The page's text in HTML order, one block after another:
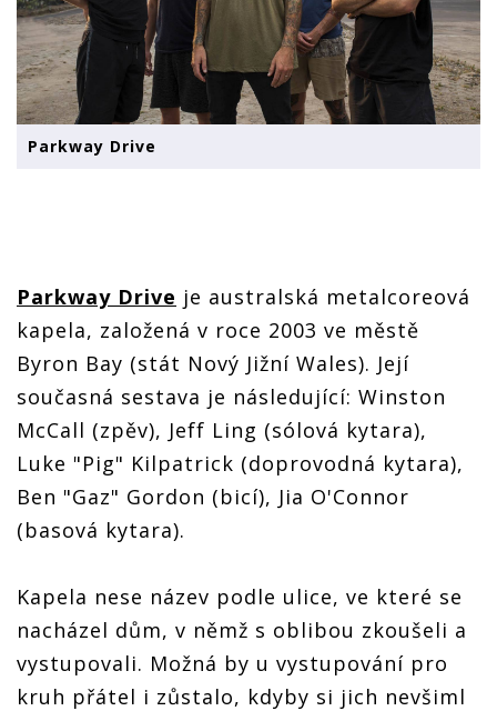
Parkway Drive
Parkway Drive je australská metalcoreová
kapela, založená v roce 2003 ve městě
Byron Bay (stát Nový Jižní Wales). Její
současná sestava je následující: Winston
McCall (zpěv), Jeff Ling (sólová kytara),
Luke "Pig" Kilpatrick (doprovodná kytara),
Ben "Gaz" Gordon (bicí), Jia O'Connor
(basová kytara).
Kapela nese název podle ulice, ve které se
nacházel dům, v němž s oblibou zkoušeli a
vystupovali. Možná by u vystupování pro
kruh přátel i zůstalo, kdyby si jich nevšiml